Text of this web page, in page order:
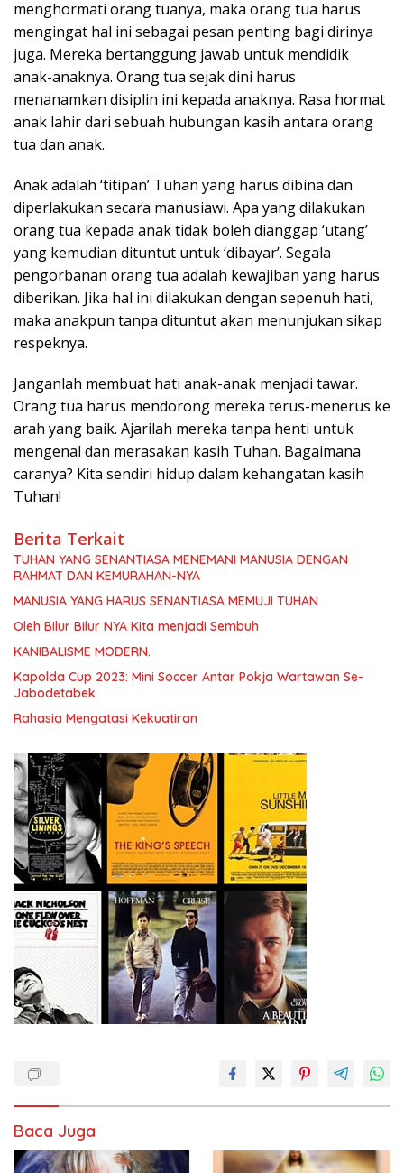
menghormati orang tuanya, maka orang tua harus
mengingat hal ini sebagai pesan penting bagi dirinya
juga. Mereka bertanggung jawab untuk mendidik
anak-anaknya. Orang tua sejak dini harus
menanamkan disiplin ini kepada anaknya. Rasa hormat
anak lahir dari sebuah hubungan kasih antara orang
tua dan anak.
Anak adalah ‘titipan’ Tuhan yang harus dibina dan
diperlakukan secara manusiawi. Apa yang dilakukan
orang tua kepada anak tidak boleh dianggap ‘utang’
yang kemudian dituntut untuk ‘dibayar’. Segala
pengorbanan orang tua adalah kewajiban yang harus
diberikan. Jika hal ini dilakukan dengan sepenuh hati,
maka anakpun tanpa dituntut akan menunjukan sikap
respeknya.
Janganlah membuat hati anak-anak menjadi tawar.
Orang tua harus mendorong mereka terus-menerus ke
arah yang baik. Ajarilah mereka tanpa henti untuk
mengenal dan merasakan kasih Tuhan. Bagaimana
caranya? Kita sendiri hidup dalam kehangatan kasih
Tuhan!
Berita Terkait
TUHAN YANG SENANTIASA MENEMANI MANUSIA DENGAN
RAHMAT DAN KEMURAHAN-NYA
MANUSIA YANG HARUS SENANTIASA MEMUJI TUHAN
Oleh Bilur Bilur NYA Kita menjadi Sembuh
KANIBALISME MODERN.
Kapolda Cup 2023: Mini Soccer Antar Pokja Wartawan Se-
Jabodetabek
Rahasia Mengatasi Kekuatiran
Baca Juga